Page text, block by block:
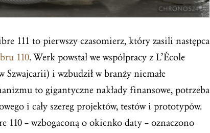
111 to pierwszy czasomierz, który zasili następca
110. Werk powstał we współpracy z L’École
Szwajcarii) i wzbudził w branży niemałe
to gigantyczne nakłady finansowe, potrzeba
i cały szereg projektów, testów i prototypów.
110 – wzbogaconą o okienko daty – oznaczono